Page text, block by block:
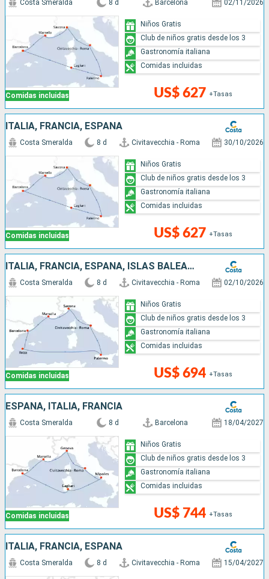
Comidas incluidas
Costa Smeralda 8 d Barcelona 02/11/2026
US$ 627 +Tasas
Niños Gratis
Club de niños gratis desde los 3
Gastronomía italiana
Comidas incluidas
ITALIA, FRANCIA, ESPAÑA
Comidas incluidas
Costa Smeralda 8 d Civitavecchia - Roma 30/10/2026
US$ 627 +Tasas
Niños Gratis
Club de niños gratis desde los 3
Gastronomía italiana
Comidas incluidas
ITALIA, FRANCIA, ESPAÑA, ISLAS BALEARES
Comidas incluidas
Costa Smeralda 8 d Civitavecchia - Roma 02/10/2026
US$ 694 +Tasas
Niños Gratis
Club de niños gratis desde los 3
Gastronomía italiana
Comidas incluidas
ESPAÑA, ITALIA, FRANCIA
Comidas incluidas
Costa Smeralda 8 d Barcelona 18/04/2027
US$ 744 +Tasas
Niños Gratis
Club de niños gratis desde los 3
Gastronomía italiana
Comidas incluidas
ITALIA, FRANCIA, ESPAÑA
Costa Smeralda 8 d Civitavecchia - Roma 15/04/2027